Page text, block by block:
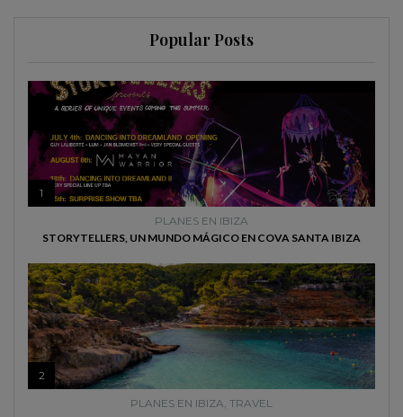
Popular Posts
1
PLANES EN IBIZA
STORYTELLERS, UN MUNDO MÁGICO EN COVA SANTA IBIZA
2
PLANES EN IBIZA, TRAVEL